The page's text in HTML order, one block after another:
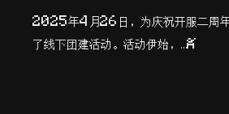
2025年4月26日，为庆祝开服二周年
了线下团建活动。活动伊始，…